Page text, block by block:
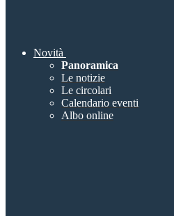
Novità
Panoramica
Le notizie
Le circolari
Calendario eventi
Albo online